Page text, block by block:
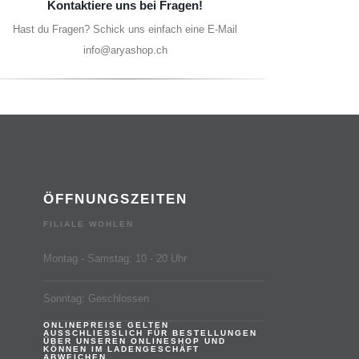
Kontaktiere uns bei Fragen!
Hast du Fragen? Schick uns einfach eine E-Mail
info@aryashop.ch
ÖFFNUNGSZEITEN
FILIALE WOHLEN
Montag - Samstag: 10 - 20 Uhr
Sonntag: Geschlossen
ONLINEPREISE GELTEN
AUSSCHLIESSLICH FÜR BESTELLUNGEN
ÜBER UNSEREN ONLINESHOP UND
KÖNNEN IM LADENGESCHÄFT